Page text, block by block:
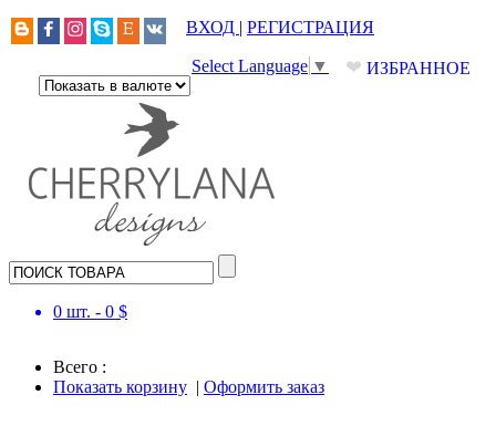
ВХОД | РЕГИСТРАЦИЯ
❤ ИЗБРАННОЕ
Select Language ▼
0 шт. - 0 $
Всего :
Показать корзину | Оформить заказ